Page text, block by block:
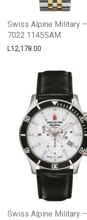
Swiss Alpine Military –
7022.1145SAM
L12,178.00
Swiss Alpine Military –